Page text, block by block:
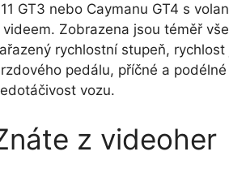
GT3 nebo Caymanu GT4 s
videem. Zobrazena jsou téměř
rychlostní stupeň,
pedálu, příčné a
vozu.
z videoher